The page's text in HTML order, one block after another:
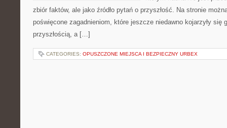
zbiór faktów, ale jako źródło pytań o przyszłość. Na stronie
poświęcone zagadnieniom, które jeszcze niedawno kojarzyły się
przyszłością, a […]
CATEGORIES: OPUSZCZONE MIEJSCA I BEZPIECZNY URBEX